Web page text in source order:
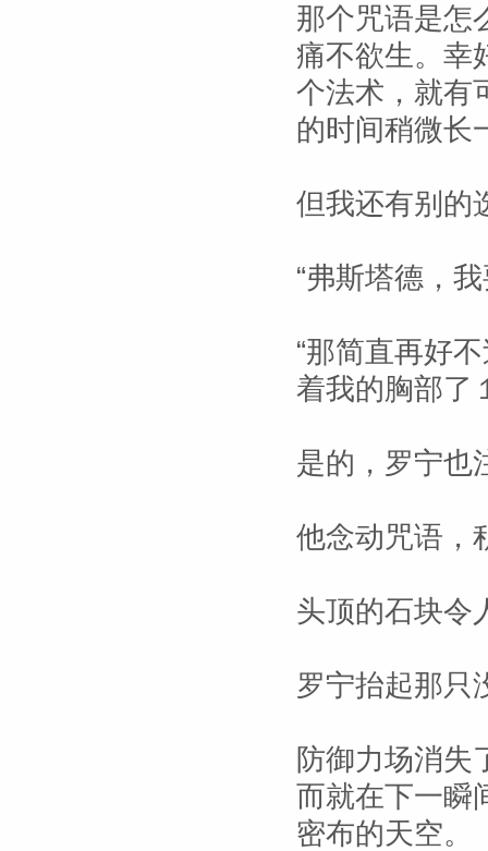
那个咒语是怎
痛不欲生。幸
个法术，就有
的时间稍微
但我还有别的
“弗斯塔德，
“那简直再好
着我的胸部了
是的，罗宁也
他念动咒语
头顶的石块令
罗宁抬起那只
防御力场消失
而就在下一瞬
密布的天空。